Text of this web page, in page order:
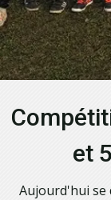
et
Aujourd'hui se